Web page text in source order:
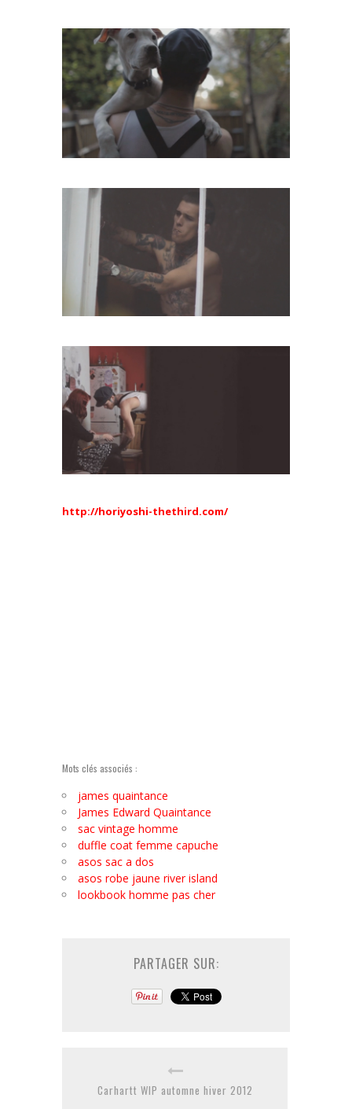
http://horiyoshi-thethird.com/
Mots clés associés :
james quaintance
James Edward Quaintance
sac vintage homme
duffle coat femme capuche
asos sac a dos
asos robe jaune river island
lookbook homme pas cher
PARTAGER SUR:
Carhartt WIP automne hiver 2012